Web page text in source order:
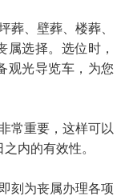
、壁葬、楼葬、
属选择。选位时，
观光导览车，为您
常重要，这样可以
内的有效性。
刻为丧属办理各项